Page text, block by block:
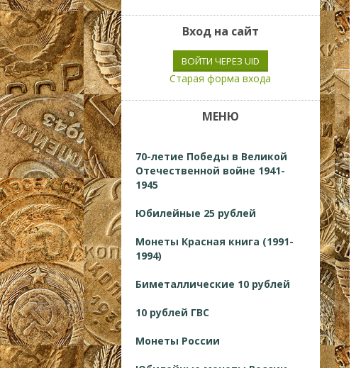
Вход на сайт
ВОЙТИ ЧЕРЕЗ UID
Старая форма входа
МЕНЮ
70-летие Победы в Великой
Отечественной войне 1941-
1945
Юбилейные 25 рублей
Монеты Красная книга (1991-
1994)
Биметаллические 10 рублей
10 рублей ГВС
Монеты России